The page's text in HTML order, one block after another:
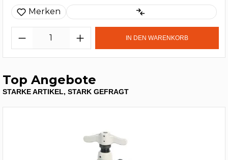
Merken
IN DEN WARENKORB
Top Angebote
STARKE ARTIKEL, STARK GEFRAGT